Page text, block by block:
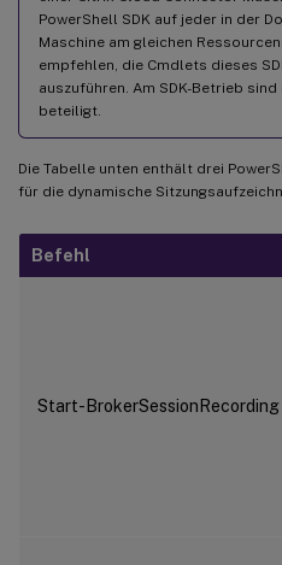
PowerShell SDK auf jeder in der
Maschine am gleichen
empfehlen, die Cmdlets dieses
auszuführen. Am SDK-Betrieb
beteiligt.
Die Tabelle unten enthält drei
für die dynamische
Befehl
Start-BrokerSessionRecording